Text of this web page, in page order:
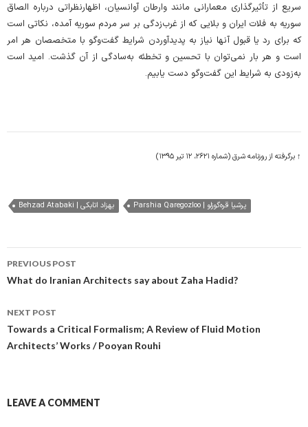
سریع از تأثیرگذاری معمارانی مانند وارطان آوانسیان، اظهارنظراتی درباره الصاق
سوریه به فلات ایران و بلایی که از غرب‌زدگی بر سر مردم سوریه آمده، نکاتی است
که برای رد یا قبول آنها نیاز به پدیدآوردن شرایط گفت‌وگو با متخصصان هر امر
است و هر بار نمی‌توان با تحسین و تخطئه به‌سادگی از آن گذشت. امید است
به‌زودی به شرایط این گفت‌وگو دست یابیم.
↑ برگرفته از روزنامه شرق (شماره ۲۶۲۱، ۱۲ تیر ۱۳۹۵)
Behzad Atabaki | بهزاد اتابکی Parshia Qaregozloo | پرشیا قره‌گوزلو
Post
navigation
PREVIOUS POST
What do Iranian Architects say about Zaha Hadid?
NEXT POST
Towards a Critical Formalism; A Review of Fluid Motion
Architects’ Works / Pooyan Rouhi
LEAVE A COMMENT